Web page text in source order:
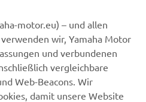
ATV’s and Side-by-Sides new
motor.eu) – und allen
wir, Yamaha Motor
und verbundenen
vergleichbare
Web-Beacons. Wir
damit unsere Website